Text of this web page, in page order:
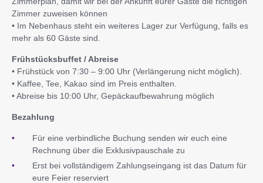
Zimmer zuweisen können
• Im Nebenhaus steht ein weiteres Lager zur Verfügung, falls es
mehr als 60 Gäste sind.
Frühstücksbuffet / Abreise
• Frühstück von 7:30 – 9:00 Uhr (Verlängerung nicht möglich).
• Kaffee, Tee, Kakao sind im Preis enthalten.
• Abreise bis 10:00 Uhr, Gepäckaufbewahrung möglich
Bezahlung
Für eine verbindliche Buchung senden wir euch eine
Rechnung über die Exklusivpauschale zu
Erst bei vollständigem Zahlungseingang ist das Datum für
eure Feier reserviert